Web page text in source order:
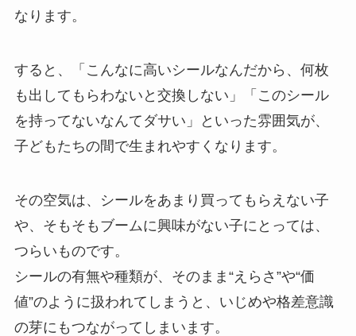
なります。
すると、「こんなに高いシールなんだから、何枚
も出してもらわないと交換しない」「このシール
を持ってないなんてダサい」といった雰囲気が、
子どもたちの間で生まれやすくなります。
その空気は、シールをあまり買ってもらえない子
や、そもそもブームに興味がない子にとっては、
つらいものです。
シールの有無や種類が、そのまま“えらさ”や“価
値”のように扱われてしまうと、いじめや格差意識
の芽にもつながってしまいます。